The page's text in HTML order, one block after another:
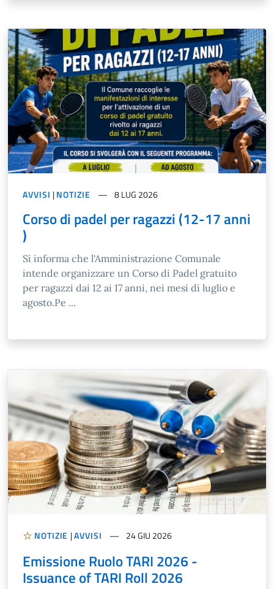
AVVISI |NOTIZIE 8 LUG 2026
Corso di padel per ragazzi (12-17 anni
)
Si informa che l'Amministrazione Comunale
intende organizzare un Corso di Padel gratuito
per ragazzi dai 12 ai 17 anni, nei mesi di luglio e
agosto.Pe ...
NOTIZIE |AVVISI 24 GIU 2026
Emissione Ruolo TARI 2026 -
Issuance of TARI Roll 2026